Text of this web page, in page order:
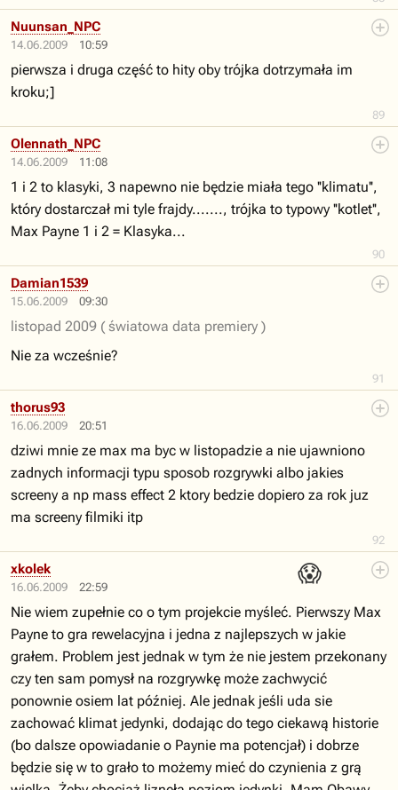
14.06.2009 10:59
89
Nuunsan_NPC
pierwsza i druga część to hity oby trójka dotrzymała im
kroku;]
14.06.2009 11:08
90
Olennath_NPC
1 i 2 to klasyki, 3 napewno nie będzie miała tego ''klimatu'',
który dostarczał mi tyle frajdy......., trójka to typowy ''kotlet'',
Max Payne 1 i 2 = Klasyka...
15.06.2009 09:30
91
Damian1539
listopad 2009 ( światowa data premiery )
Nie za wcześnie?
16.06.2009 20:51
92
thorus93
dziwi mnie ze max ma byc w listopadzie a nie ujawniono
zadnych informacji typu sposob rozgrywki albo jakies
screeny a np mass effect 2 ktory bedzie dopiero za rok juz
ma screeny filmiki itp
16.06.2009 22:59
😱
xkolek
Nie wiem zupełnie co o tym projekcie myśleć. Pierwszy Max
Payne to gra rewelacyjna i jedna z najlepszych w jakie
grałem. Problem jest jednak w tym że nie jestem przekonany
czy ten sam pomysł na rozgrywkę może zachwycić
ponownie osiem lat później. Ale jednak jeśli uda sie
zachować klimat jedynki, dodając do tego ciekawą historie
(bo dalsze opowiadanie o Paynie ma potencjał) i dobrze
będzie się w to grało to możemy mieć do czynienia z grą